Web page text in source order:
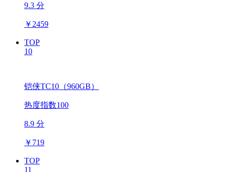
9.3 分
￥ 2459
TOP
10
铠侠TC10（960GB）
热度指数100
8.9 分
￥ 719
TOP
11